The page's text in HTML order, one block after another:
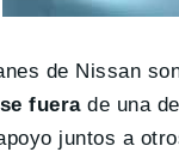
de Nissan
fuerade una
juntos a